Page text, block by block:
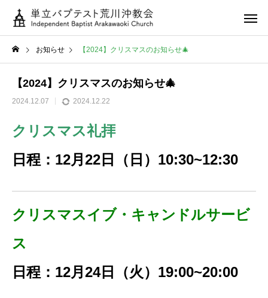
お知らせ 【2024】クリスマスのお知らせ🎄
【2024】クリスマスのお知らせ🎄
2024.12.07 2024.12.22
クリスマス礼拝
日程：12月22日（日）10:30~12:30
クリスマスイブ・キャンドルサービ
ス
日程：12月24日（火）19:00~20:00